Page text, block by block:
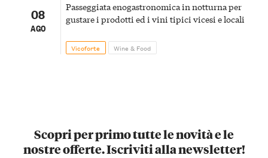
08
AGO
Passeggiata enogastronomica in notturna per
gustare i prodotti ed i vini tipici vicesi e locali
Vicoforte Wine & Food
Scopri per primo tutte le novità e le
nostre offerte. Iscriviti alla newsletter!